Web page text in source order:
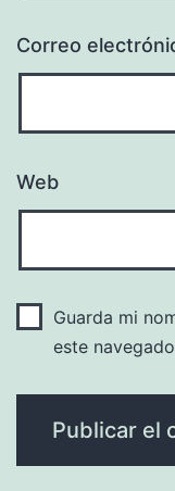
Correo
Web
Guarda mi
este